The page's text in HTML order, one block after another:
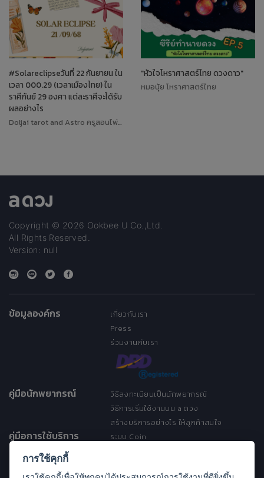
#Solareclipseวันที่ 22 กันยายน ใน
เวลา 000.29 (เวลาเมืองไทย) ใน
ราศีกันย์ 29 องศา แต่ละราศีจะได้รับ
ผลอย่างไร
Doljai tarot and Astro ครูสอนไพ่ทาโรต์
"หัวใจโหราศาสตร์ไทย ดวงดาว"
หมอนุ้ย โหราศาสตร์ไทย
Copyright © 2026 Ookbee U Co.,Ltd.
All Rights Reserved.
Version: null
ข้อมูลองค์กร
เกี่ยวกับเรา
Press
ร่วมงานกับเรา
คู่มือนักพยากรณ์
วิธีลงทะเบียนเป็นนักพยากรณ์
วิธีการเริ่มใช้งานบน a ดวง
สร้างบริการอย่างไร ให้ลูกค้าสนใจ
คู่มือการใช้บริการ
ระบบ Coin
การใช้คุกกี้